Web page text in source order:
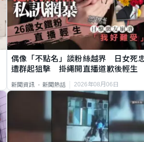
偶像「不點名」談粉絲越界 日女死
遭群起狙擊 掛繩開直播道歉後輕生
新聞資訊 新聞熱話 2026年08月06日